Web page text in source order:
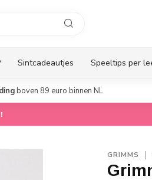
Sintcadeautjes Speeltips per
boven 89 euro binnen NL
GRIMMS